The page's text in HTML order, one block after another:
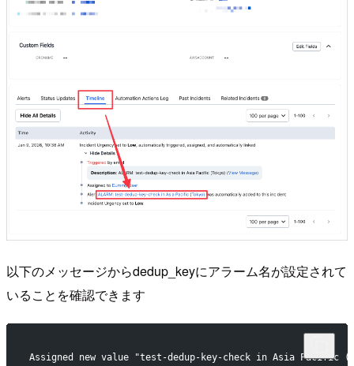
以下のメッセージからdedup_keyにアラーム名が設定されて
いることを確認できます
Assigned new value "test-dedup-key-check in Asia Pacific